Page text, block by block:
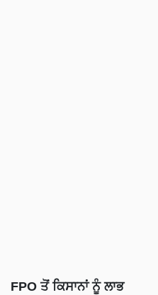
FPO ਤੋਂ ਕਿਸਾਨਾਂ ਨੂੰ ਲਾਭ